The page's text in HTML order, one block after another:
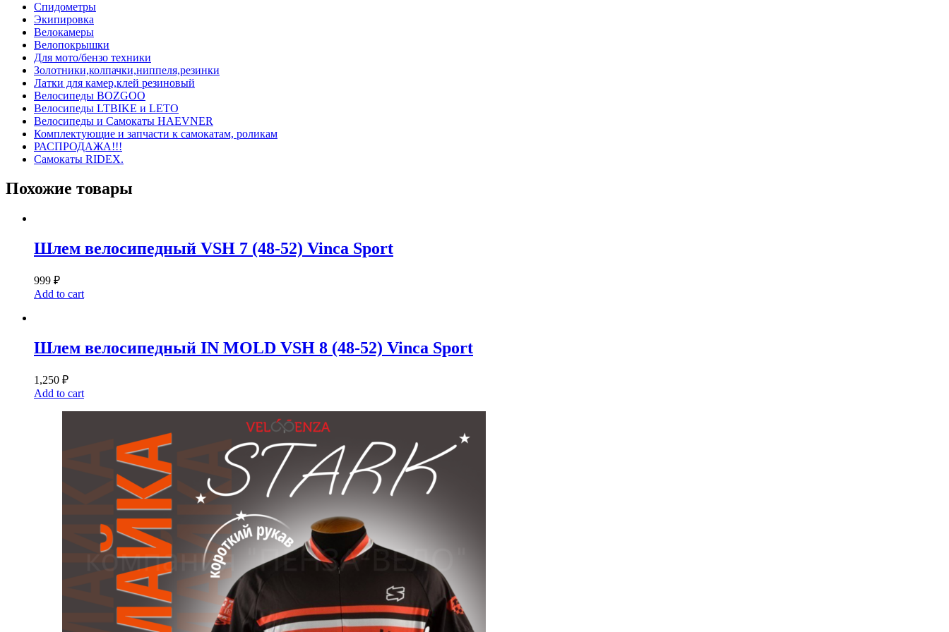
Спидометры
Экипировка
Велокамеры
Велопокрышки
Для мото/бензо техники
Золотники,колпачки,ниппеля,резинки
Латки для камер,клей резиновый
Велосипеды BOZGOO
Велосипеды LTBIKE и LETO
Велосипеды и Самокаты HAEVNER
Комплектующие и запчасти к самокатам, роликам
РАСПРОДАЖА!!!
Самокаты RIDEX.
Похожие товары
Шлем велосипедный VSH 7 (48-52) Vinca Sport
999 ₽
Add to cart
Шлем велосипедный IN MOLD VSH 8 (48-52) Vinca Sport
1,250 ₽
Add to cart